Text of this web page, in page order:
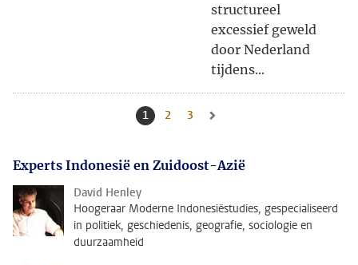
structureel
excessief geweld
door Nederland
tijdens...
Huidige pagina, pagina
1 Naar pagina
2 Naar pagina
3
Experts Indonesië en Zuidoost-Azië
David Henley
Hoogeraar Moderne Indonesiëstudies, gespecialiseerd
in politiek, geschiedenis, geografie, sociologie en
duurzaamheid